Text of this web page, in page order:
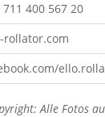
711 400 567 20
rollator.com
Alle Fotos